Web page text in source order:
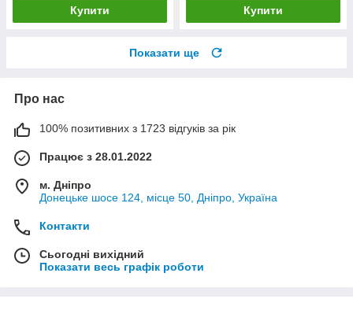
Купити Купити
Показати ще
Про нас
100% позитивних з 1723 відгуків за рік
Працює з 28.01.2022
м. Дніпро
Донецьке шосе 124, місце 50, Дніпро, Україна
Контакти
Сьогодні вихідний
Показати весь графік роботи